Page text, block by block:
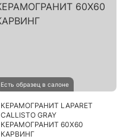
Есть образец в салоне
КЕРАМОГРАНИТ LAPARET
CALLISTO GRAY
КЕРАМОГРАНИТ 60X60
КАРВИНГ